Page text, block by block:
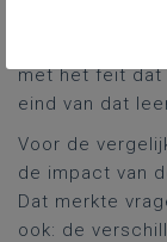
met het feit dat
eind van dat
Voor de
de impact van
Dat merkte
ook: de